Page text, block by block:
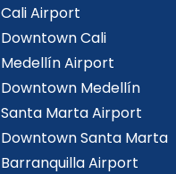
Cali Airport
Downtown Cali
Medellín Airport
Downtown Medellín
Santa Marta Airport
Downtown Santa Marta
Barranquilla Airport